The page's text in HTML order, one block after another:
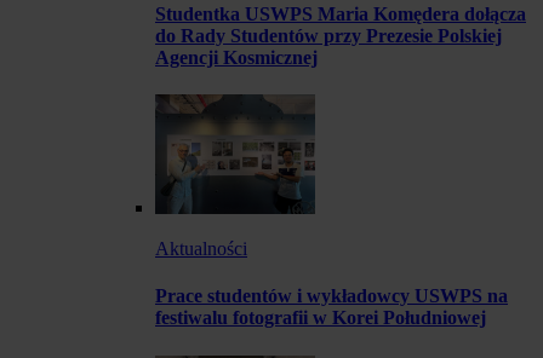
Studentka USWPS Maria Komędera dołącza
do Rady Studentów przy Prezesie Polskiej
Agencji Kosmicznej
Aktualności
Prace studentów i wykładowcy USWPS na
festiwalu fotografii w Korei Południowej